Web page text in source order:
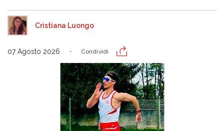
Cristiana Luongo
07 Agosto 2026 Condividi